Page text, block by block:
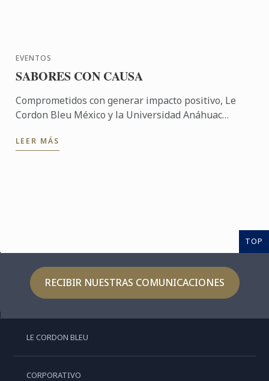
EVENTOS
SABORES CON CAUSA
Comprometidos con generar impacto positivo, Le
Cordon Bleu México y la Universidad Anáhuac
gastronómica solidaria que ...
LEER MÁS
TOP
RECIBIR NUESTRAS COMUNICACIONES
LE CORDON BLEU
CORPORATIVO